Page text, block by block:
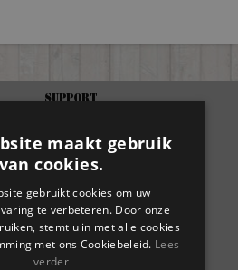
Support
Betaalwijze
Bezorgen
Contact
Disclaimer
Garantie
Meest gestelde vragen
maakt gebruik
van cookies.
gebruikt cookies om uw
te verbeteren. Door onze
stemt u in met alle cookies
met ons Cookiebeleid. Lees
verder